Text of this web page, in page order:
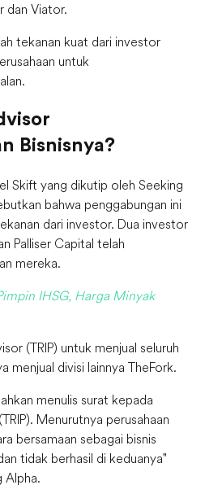
dan Viator.
tekanan kuat dari investor
untuk
Bisnisnya?
Skift yang dikutip oleh Seeking
bahwa penggabungan ini
dari investor. Dua investor
Palliser Capital telah
mereka.
IHSG, Harga Minyak
(TRIP) untuk menjual seluruh
menjual divisi lainnya TheFork.
menulis surat kepada
Menurutnya perusahaan
bersamaan sebagai bisnis
tidak berhasil di keduanya"
Alpha.